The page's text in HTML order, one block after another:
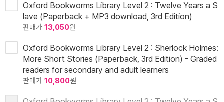
Oxford Bookworms Library Level 2 : Twelve Years a S
lave (Paperback + MP3 download, 3rd Edition)
판매가 13,050원
Oxford Bookworms Library Level 2 : Sherlock Holmes:
More Short Stories (Paperback, 3rd Edition) - Graded
readers for secondary and adult learners
판매가 10,800원